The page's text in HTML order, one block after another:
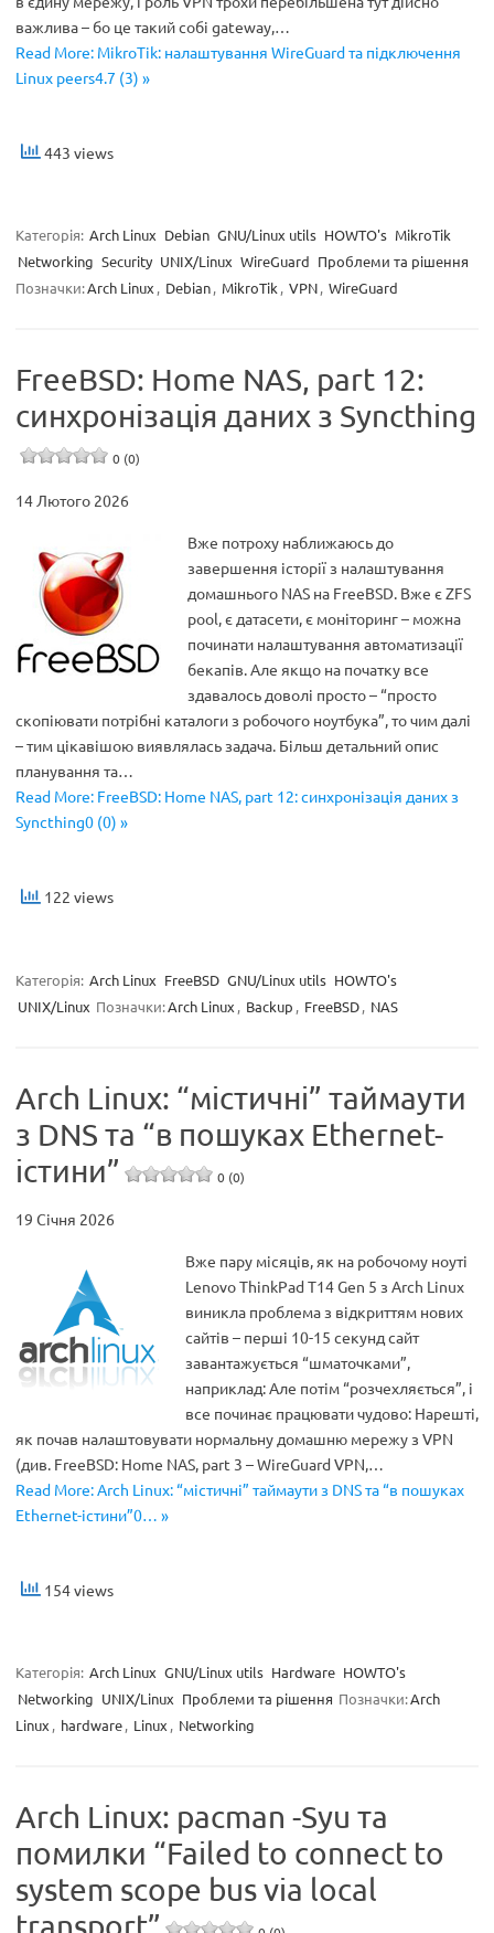
важлива – бо це такий собі gateway,…
Read More: MikroTik: налаштування WireGuard та підключення
Linux peers4.7 (3) »
443 views
Категорія: Arch Linux Debian GNU/Linux utils HOWTO's MikroTik
Networking Security UNIX/Linux WireGuard Проблеми та рішення
Позначки:Arch Linux, Debian, MikroTik, VPN, WireGuard
FreeBSD: Home NAS, part 12:
синхронізація даних з Syncthing
0 (0)
14 Лютого 2026
Вже потроху наближаюсь до
завершення історії з налаштування
домашнього NAS на FreeBSD. Вже є ZFS
pool, є датасети, є моніторинг – можна
починати налаштування автоматизації
бекапів. Але якщо на початку все
здавалось доволі просто – “просто
скопіювати потрібні каталоги з робочого ноутбука”, то чим далі
– тим цікавішою виявлялась задача. Більш детальний опис
планування та…
Read More: FreeBSD: Home NAS, part 12: синхронізація даних з
Syncthing0 (0) »
122 views
Категорія: Arch Linux FreeBSD GNU/Linux utils HOWTO's
UNIX/Linux Позначки:Arch Linux , Backup , FreeBSD, NAS
Arch Linux: “містичні” таймаути
з DNS та “в пошуках Ethernet-
істини”
0 (0)
19 Січня 2026
Вже пару місяців, як на робочому ноуті
Lenovo ThinkPad T14 Gen 5 з Arch Linux
виникла проблема з відкриттям нових
сайтів – перші 10-15 секунд сайт
завантажується “шматочками”,
наприклад: Але потім “розчехляється”, і
все починає працювати чудово: Нарешті,
як почав налаштовувати нормальну домашню мережу з VPN
(див. FreeBSD: Home NAS, part 3 – WireGuard VPN,…
Read More: Arch Linux: “містичні” таймаути з DNS та “в пошуках
Ethernet-істини”0… »
154 views
Категорія: Arch Linux GNU/Linux utils Hardware HOWTO's
Networking UNIX/Linux Проблеми та рішення Позначки:Arch
Linux , hardware, Linux , Networking
Arch Linux: pacman -Syu та
помилки “Failed to connect to
system scope bus via local